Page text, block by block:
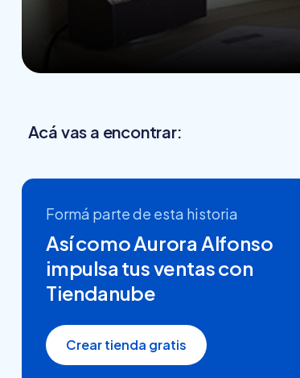
Acá vas a encontrar:
Formá parte de esta historia
Así como Aurora Alfonso
impulsa tus ventas con
Tiendanube
Crear tienda gratis